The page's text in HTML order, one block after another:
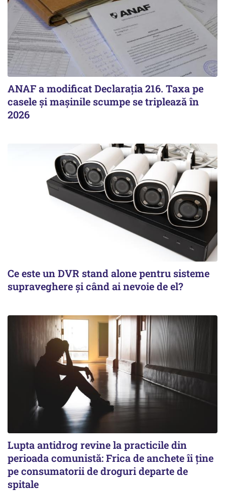
ANAF a modificat Declarația 216. Taxa pe
casele și mașinile scumpe se triplează în
2026
Ce este un DVR stand alone pentru sisteme
supraveghere și când ai nevoie de el?
Lupta antidrog revine la practicile din
perioada comunistă: Frica de anchete îi ține
pe consumatorii de droguri departe de
spitale